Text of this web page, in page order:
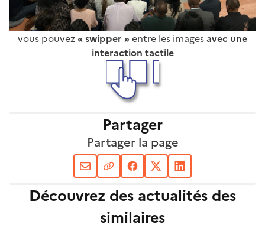
vous pouvez« swipper »entre les imagesavec une
interaction tactile
Partager
Partager la page
Découvrez des actualités des
similaires